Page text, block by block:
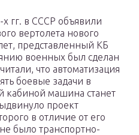
гг. в СССР объявили
вертолета нового
представленный КБ
военных был сделан
что автоматизация
боевые задачи в
кабиной машина станет
проект
в отличие от его
было транспортно-